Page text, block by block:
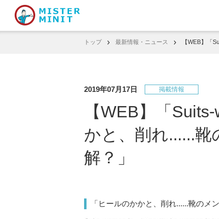
トップ 最新情報・ニュース 【WEB】「
2019年07月17日 掲載情報
【WEB】「
かと、削れ......
解？」
「ヒールのかかと、削れ......靴のメ